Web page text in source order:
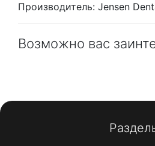
Производитель: Jensen
Возможно вас